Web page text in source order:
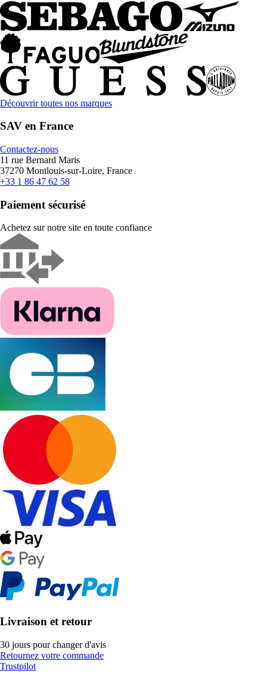
Découvrir toutes nos marques
SAV en France
Contactez-nous
11 rue Bernard Maris
37270 Montlouis-sur-Loire, France
+33 1 86 47 62 58
Paiement sécurisé
Achetez sur notre site en toute confiance
Livraison et retour
30 jours pour changer d'avis
Retournez votre commande
Trustpilot